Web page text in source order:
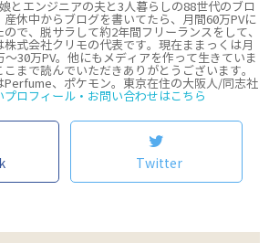
とエンジニアの夫と3人暮らしの88世代のブロ
産休中からブログを書いてたら、月間60万PVに
ので、脱サラして約2年間フリーランスをして、
株式会社クリモの代表です。現在ままっくは月
〜30万PV。他にもメディアを作って生きていま
こまで読んでいただきありがとうございます。
Perfume、ポケモン。東京在住の大阪人/同志社
プロフィール・お問い合わせはこちら
Twitter